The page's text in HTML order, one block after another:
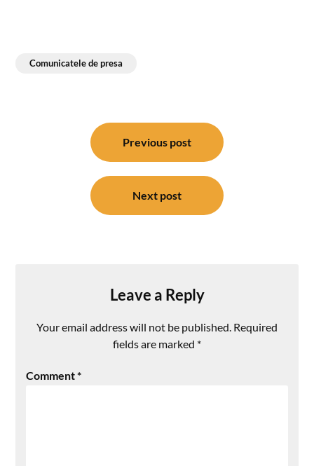
Comunicatele de presa
Previous post
Next post
Leave a Reply
Your email address will not be published. Required
fields are marked *
Comment*